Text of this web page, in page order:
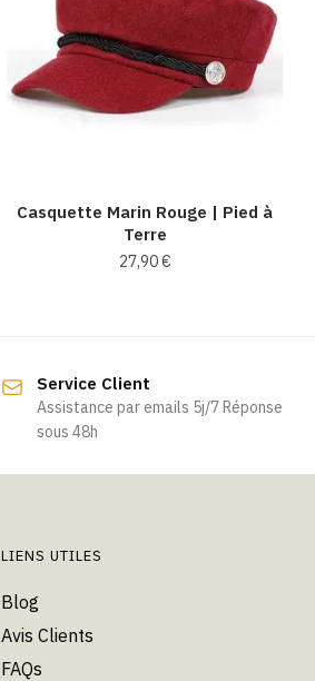
Casquette Marin Rouge | Pied à
Terre
27,90€
plusieurs
variations.
options
Service Client
Assistance par emails 5j/7 Réponse
sous 48h
LIENS UTILES
Blog
Avis Clients
FAQs